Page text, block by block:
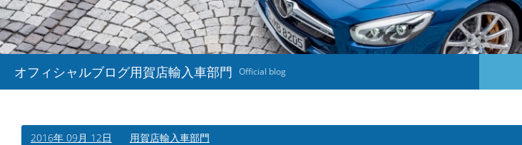
オフィシャルブログ用賀店輸入車部門 Official blog
2016年 09月 12日 用賀店輸入車部門